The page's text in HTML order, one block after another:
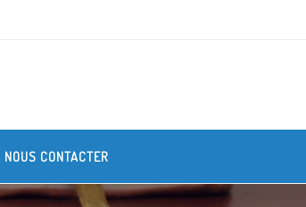
NOUS CONTACTER